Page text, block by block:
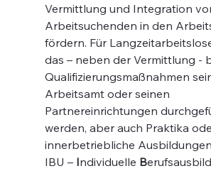
Vermittlung und Integration
Arbeitsuchenden in den
fördern. Für
das – neben der Vermittlung -
Qualifizierungsmaßnahmen
Arbeitsamt oder seinen
Partnereinrichtungen
werden, aber auch Praktika
innerbetriebliche Ausbildungen
IBU – Individuelle B